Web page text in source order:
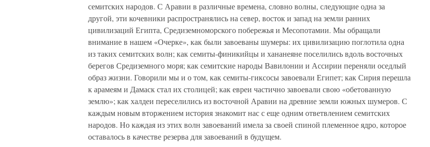
семитских народов. С Аравии в различные времена, словно волны, следующие одна за
другой, эти кочевники распространялись на север, восток и запад на земли ранних
цивилизаций Египта, Средиземноморского побережья и Месопотамии. Мы обращали
внимание в нашем «Очерке», как были завоеваны шумеры: их цивилизацию поглотила одна
из таких семитских волн; как семиты-финикийцы и хананеяне поселились вдоль восточных
берегов Средиземного моря; как семитские народы Вавилонии и Ассирии переняли оседлый
образ жизни. Говорили мы и о том, как семиты-гиксосы завоевали Египет; как Сирия перешла
к арамеям и Дамаск стал их столицей; как евреи частично завоевали свою «обетованную
землю»; как халдеи переселились из восточной Аравии на древние земли южных шумеров. С
каждым новым вторжением история знакомит нас с еще одним ответвлением семитских
народов. Но каждая из этих волн завоеваний имела за своей спиной племенное ядро, которое
оставалось в качестве резерва для завоеваний в будущем.